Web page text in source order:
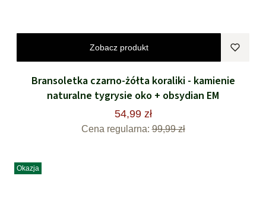
Zobacz produkt
Bransoletka czarno-żółta koraliki - kamienie
naturalne tygrysie oko + obsydian EM
54,99 zł
Cena regularna: 99,99 zł
Okazja